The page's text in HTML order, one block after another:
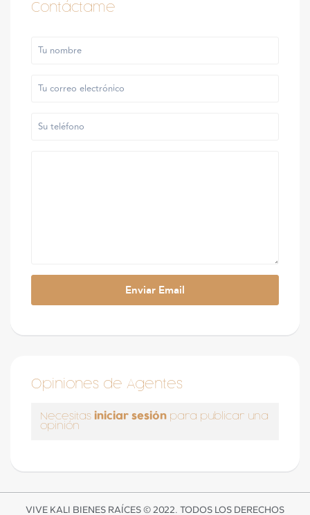
Contáctame
Opiniones de Agentes
Necesitas iniciar sesión para publicar una
opinión
VIVE KALI BIENES RAÍCES © 2022. TODOS LOS DERECHOS